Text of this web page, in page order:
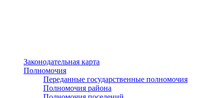
Законодательная карта
Полномочия
Переданные государственные полномочия
Полномочия района